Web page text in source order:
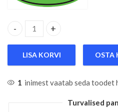
6-OS. VAHETATAVATE
LISA KORVI OSTA
1 inimest vaatab seda toodet
Turvalised